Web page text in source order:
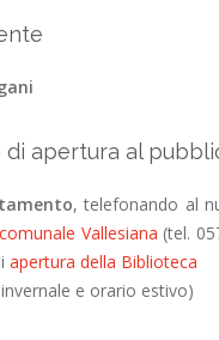
di apertura al
, telefonando al
Vallesiana (tel.
apertura della Biblioteca
e orario estivo)